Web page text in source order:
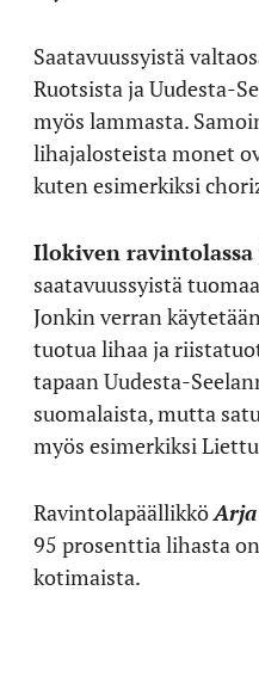
Saatavuussyistä
Ruotsista ja Uudesta-
myös lammasta.
lihajalosteista monet
kuten esimerkiksi
Ilokiven ravintolassa
saatavuussyistä
Jonkin verran
tuotua lihaa ja
tapaan Uudesta-
suomalaista, mutta
myös esimerkiksi
Ravintolapäällikkö
95 prosenttia lihasta
kotimaista.